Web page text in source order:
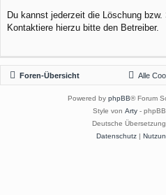
Du kannst jederzeit die Löschung
Kontaktiere hierzu bitte den Betreiber.
Foren-Übersicht Alle
Powered by phpBB® Forum
Style von Arty -
Deutsche
Datenschutz|